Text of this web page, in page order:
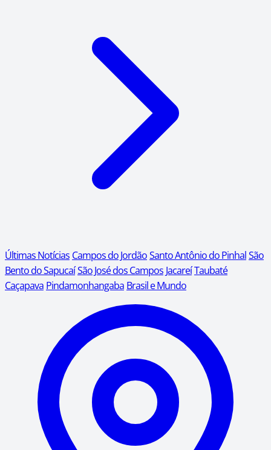
Últimas Notícias Campos do JordãoSanto Antônio do PinhalSão
Bento do SapucaíSão José dos Campos JacareíTaubaté
Caçapava Pindamonhangaba Brasil e Mundo